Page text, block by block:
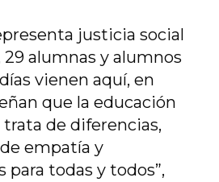
justicia social
alumnas y alumnos
vienen aquí, en
que la educación
trata de diferencias,
empatía y
todas y todos”,